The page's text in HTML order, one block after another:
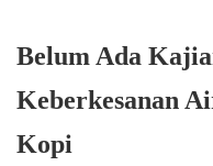
Belum Ada
Keberkesanan
Kopi